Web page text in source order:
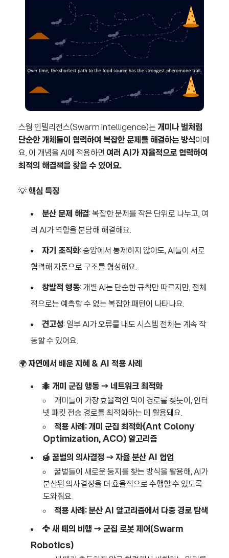
스웜 인텔리전스(Swarm Intelligence)는 개미나 벌처럼
단순한 개체들이 협력하여 복잡한 문제를 해결하는 방식이에
요. 이 개념을 AI에 적용하면 여러 AI가 자율적으로 협력하여
최적의 해결책을 찾을 수 있어요.
💡 핵심 특징
분산 문제 해결: 복잡한 문제를 작은 단위로 나누고, 여
러 AI가 역할을 분담해 해결해요.
자기 조직화: 중앙에서 통제하지 않아도, AI들이 서로
협력해 자동으로 구조를 형성해요.
창발적 행동: 개별 AI는 단순한 규칙만 따르지만, 전체
적으로는 예측할 수 없는 복잡한 패턴이 나타나요.
견고성: 일부 AI가 오류를 내도 시스템 전체는 계속 작
동할 수 있어요.
🌍자연에서 배운 지혜 & AI 적용 사례
🐜 개미 군집 행동 → 네트워크 최적화
개미들이 가장 효율적인 먹이 경로를 찾듯이, 인터
넷 패킷 전송 경로를 최적화하는 데 활용돼요.
적용 사례:개미 군집 최적화(Ant Colony
Optimization, ACO) 알고리즘
🍯 꿀벌의 의사결정 → 자율 분산 AI 협업
꿀벌들이 새로운 둥지를 찾는 방식을 활용해, AI가
분산된 의사결정을 더 효율적으로 수행할 수 있도록
도와줘요.
적용 사례: 분산 AI 알고리즘에서 다중 경로 탐색
🦅 새 떼의 비행 → 군집 로봇 제어(Swarm
Robotics)